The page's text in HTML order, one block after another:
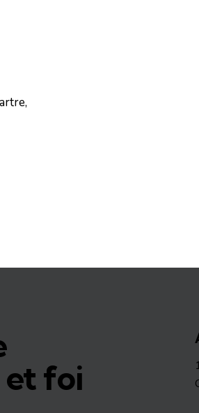
,
foi